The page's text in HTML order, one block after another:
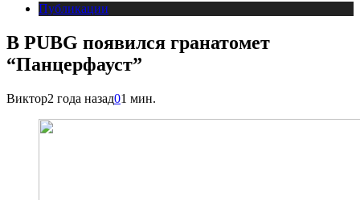
Публикации
В PUBG появился гранатомет
“Панцерфауст”
Виктор2 года назад01 мин.